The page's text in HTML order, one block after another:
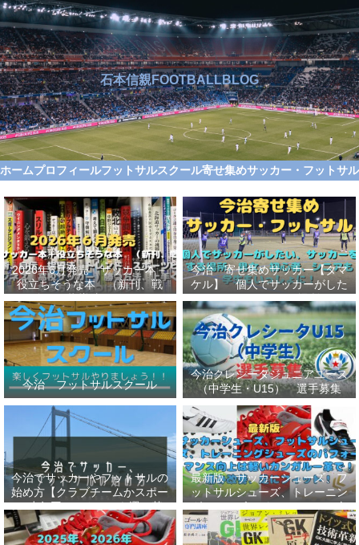
石本信親FOOTBALLBLOG
ホームプロフィールフットサルスクール寄せ集めサッカー・フット
2026年6月発売 サッカー本＋
役立ちそうな本 （新刊、戦
術、自伝、指導法、トレンド、
スポーツビジネス、高校サッカ
ー）勝つ方法、上手くなる方法
を見つけよう！
今治 寄せ集めサッカー【タマ
ケル】 個人でサッカーがした
い、サッカーをする場所、男
女、初心者、シニアも学生もい
っしょに！【タマケル】
今治 フットサルスクール
今治クレシータジュニアユース
（中学生・U15） 選手募集
今治でサッカーやフットサルの
始め方【クラブチームかスポー
ツ少年団かスクールを選ぶ基
準】小学生、幼児（年長・年
中）、サッカー
最新版 サッカーシューズ、フ
ットサルシューズ、トレーニン
グシューズのパフォーマンス向
上は軽いカンガルー革で！痛み
改善、足にフィット！